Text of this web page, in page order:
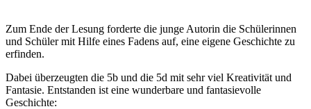
Zum Ende der Lesung forderte die junge Autorin die Schülerinnen
und Schüler mit Hilfe eines Fadens auf, eine eigene Geschichte zu
erfinden.
Dabei überzeugten die 5b und die 5d mit sehr viel Kreativität und
Fantasie. Entstanden ist eine wunderbare und fantasievolle
Geschichte: